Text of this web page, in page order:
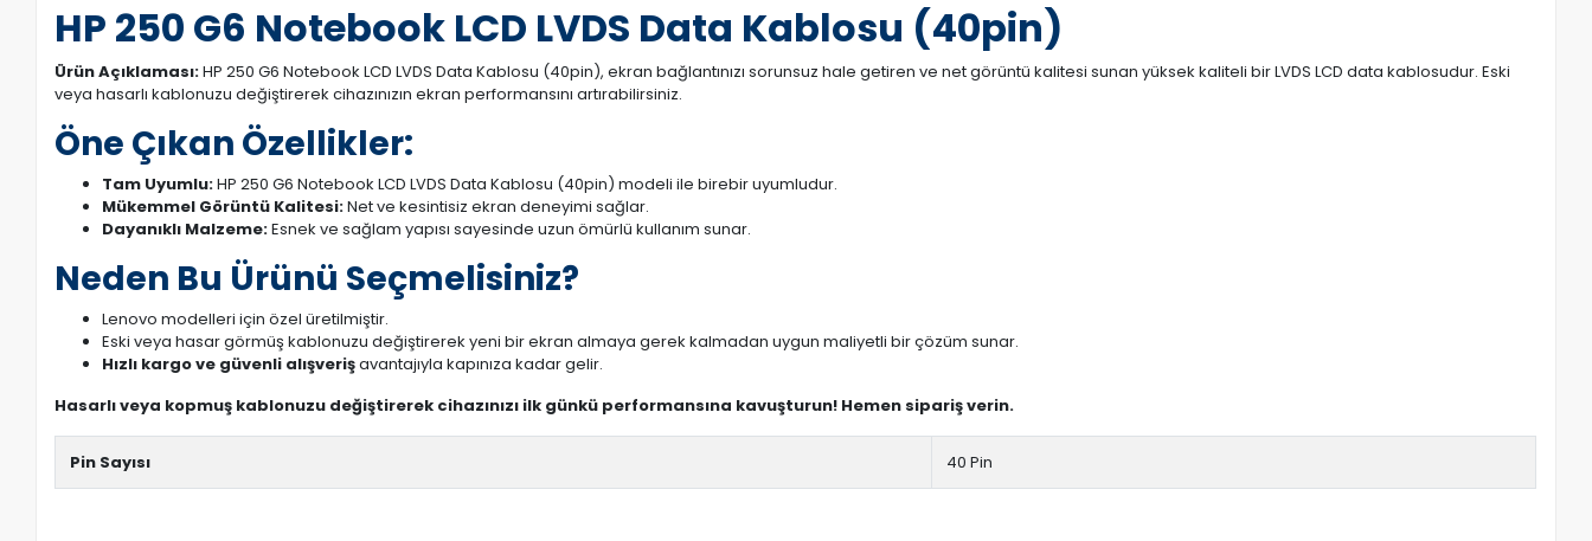
HP 250 G6 Notebook LCD LVDS Data Kablosu (40pin)
Ürün Açıklaması:HP 250 G6 Notebook LCD LVDS Data Kablosu (40pin), ekran bağlantınızı sorunsuz hale getiren ve net görüntü kalitesi sunan yüksek kaliteli bir LVDS LCD data kablosudur. Eski
veya hasarlı kablonuzu değiştirerek cihazınızın ekran performansını artırabilirsiniz.
Öne Çıkan Özellikler:
Tam Uyumlu:HP 250 G6 Notebook LCD LVDS Data Kablosu (40pin) modeli ile birebir uyumludur.
Mükemmel Görüntü Kalitesi:Net ve kesintisiz ekran deneyimi sağlar.
Dayanıklı Malzeme:Esnek ve sağlam yapısı sayesinde uzun ömürlü kullanım sunar.
Neden Bu Ürünü Seçmelisiniz?
Lenovo modelleri için özel üretilmiştir.
Eski veya hasar görmüş kablonuzu değiştirerek yeni bir ekran almaya gerek kalmadan uygun maliyetli bir çözüm sunar.
Hızlı kargo ve güvenli alışverişavantajıyla kapınıza kadar gelir.
Hasarlı veya kopmuş kablonuzu değiştirerek cihazınızı ilk günkü performansına kavuşturun! Hemen sipariş verin.
Pin Sayısı 40 Pin